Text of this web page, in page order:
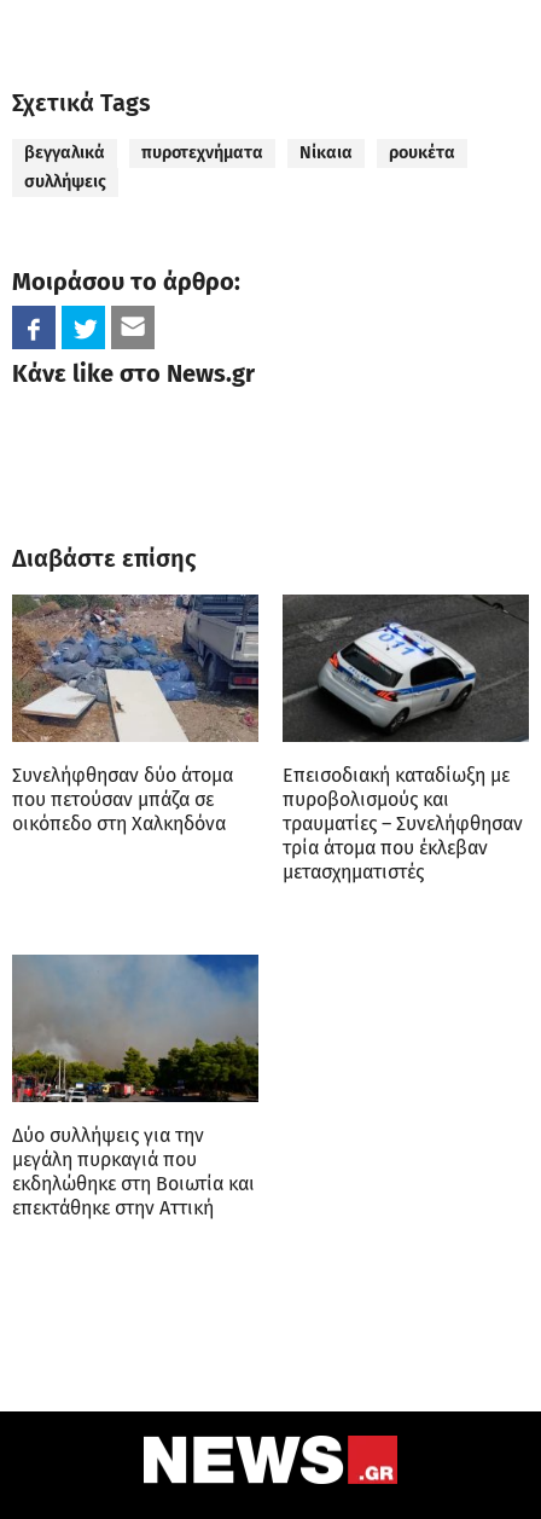
Σχετικά Tags
βεγγαλικά πυροτεχνήματα Νίκαια
ρουκέτα
συλλήψεις
Μοιράσου το άρθρο:
Κάνε like στο News.gr
Διαβάστε επίσης
Συνελήφθησαν δύο άτομα
που πετούσαν μπάζα σε
οικόπεδο στη Χαλκηδόνα
Επεισοδιακή καταδίωξη με
πυροβολισμούς και
τραυματίες – Συνελήφθησαν
τρία άτομα που έκλεβαν
μετασχηματιστές
Δύο συλλήψεις για την
μεγάλη πυρκαγιά που
εκδηλώθηκε στη Βοιωτία και
επεκτάθηκε στην Αττική